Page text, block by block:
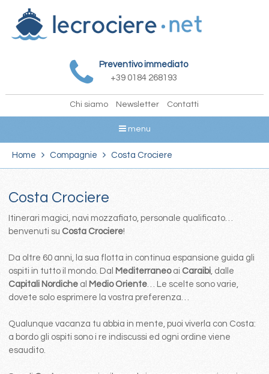
Preventivo immediato
+39 0184 268193
Chi siamo Newsletter Contatti
menu
Home Compagnie Costa Crociere
Costa Crociere
Itinerari magici, navi mozzafiato, personale qualificato…
benvenuti su Costa Crociere!
Da oltre 60 anni, la sua flotta in continua espansione guida gli
ospiti in tutto il mondo. Dal Mediterraneo ai Caraibi, dalle
Capitali Nordicheal Medio Oriente… Le scelte sono varie,
dovete solo esprimere la vostra preferenza…
Qualunque vacanza tu abbia in mente, puoi viverla con Costa:
a bordo gli ospiti sono i re indiscussi ed ogni ordine viene
esaudito.